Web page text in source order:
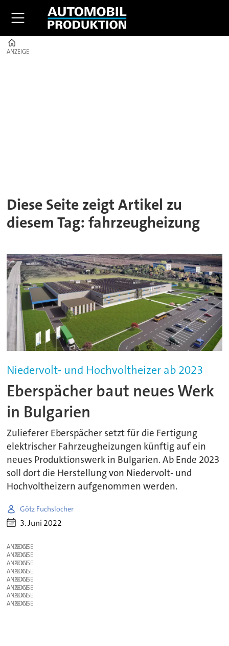
ANZEIGE
ANZEIGE
Diese Seite zeigt Artikel zu
diesem Tag: fahrzeugheizung
Niedervolt- und Hochvoltheizer ab 2023
Eberspächer baut neues Werk
in Bulgarien
Zulieferer Eberspächer setzt für die Fertigung
elektrischer Fahrzeugheizungen künftig auf ein
neues Produktionswerk in Bulgarien. Ab Ende 2023
soll dort die Herstellung von Niedervolt- und
Hochvoltheizern aufgenommen werden.
Götz Fuchslocher
3. Juni 2022
ANZEIGE
ANZEIGE
ANZEIGE
ANZEIGE
ANZEIGE
ANZEIGE
ANZEIGE
ANZEIGE